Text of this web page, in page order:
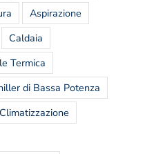
Aspirazione
Caldaia
Termica
di Bassa Potenza
Climatizzazione